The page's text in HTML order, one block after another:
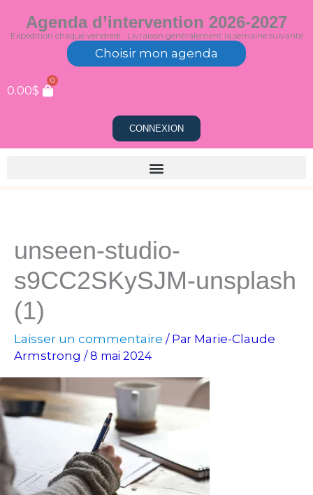
au
Agenda d’intervention 2026-2027
Expédition chaque vendredi · Livraison généralement la semaine suivante
Choisir mon agenda
0.00$
0
CONNEXION
unseen-studio-
s9CC2SKySJM-unsplash
(1)
Laisser un commentaire / Par Marie-Claude
Armstrong /8 mai 2024